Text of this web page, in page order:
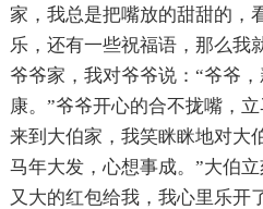
家，我总是把嘴放的甜甜的，
乐，还有一些祝福语，那么我
爷爷家，我对爷爷说：“爷爷
康。”爷爷开心的合不拢嘴，
来到大伯家，我笑眯眯地对大
马年大发，心想事成。”大伯
又大的红包给我，我心里乐开